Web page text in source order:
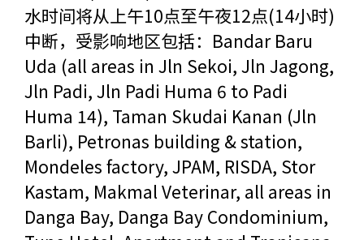
水时间将从上午10点至午夜12点(14小时)
中断，受影响地区包括：Bandar Baru
Uda (all areas in Jln Sekoi, Jln Jagong,
Jln Padi, Jln Padi Huma 6 to Padi
Huma 14), Taman Skudai Kanan (Jln
Barli), Petronas building & station,
Mondeles factory, JPAM, RISDA, Stor
Kastam, Makmal Veterinar, all areas in
Danga Bay, Danga Bay Condominium,